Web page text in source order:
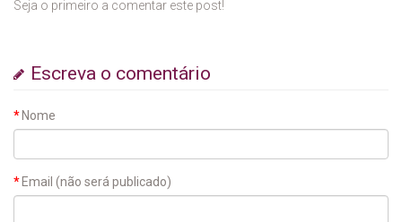
Seja o primeiro a comentar este post!
Escreva o comentário
Nome
Email (não será publicado)